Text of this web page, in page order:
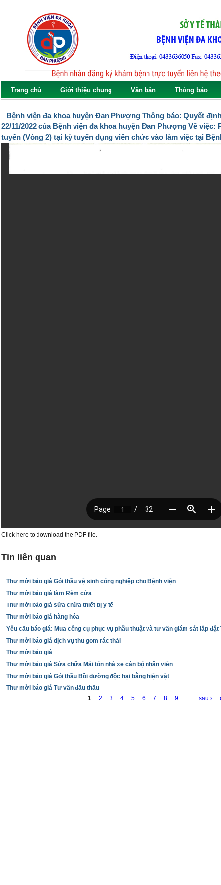
Trang chủ Giới thiệu chung Văn bản Thông báo
Bệnh viện đa khoa huyện Đan Phượng Thông báo: Quyết
22/11/2022 của Bệnh viện đa khoa huyện Đan Phượng Về việc:
tuyển (Vòng 2) tại kỳ tuyển dụng viên chức vào làm việc tại
Click here to download the PDF file.
Tin liên quan
Thư mời báo giá Gói thầu vệ sinh công nghiệp cho Bệnh viện
Thư mời báo giá làm Rèm cửa
Thư mời báo giá sửa chữa thiết bị y tế
Thư mời báo giá hàng hóa
Yêu cầu báo giá: Mua công cụ phục vụ phẫu thuật và tư vấn giám sát lắp đặt
Thư mời báo giá dịch vụ thu gom rác thải
Thư mời báo giá
Thư mời báo giá Sửa chữa Mái tôn nhà xe cán bộ nhân viên
Thư mời báo giá Gói thầu Bồi dưỡng độc hại bằng hiện vật
Thư mời báo giá Tư vấn đấu thầu
T
g
1 2 3 4 5 6 7 8 9 … sau ›